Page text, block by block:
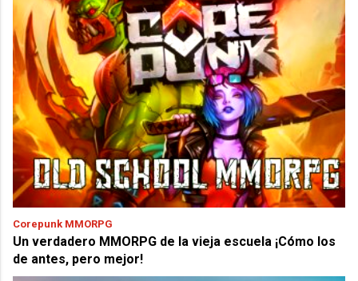
Corepunk MMORPG
Un verdadero MMORPG de la vieja escuela ¡Cómo los
de antes, pero mejor!